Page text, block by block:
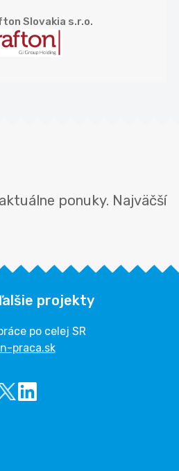
Slovakia s.r.o.
ponuky. Najväčší
projekty
po celej SR
praca.sk